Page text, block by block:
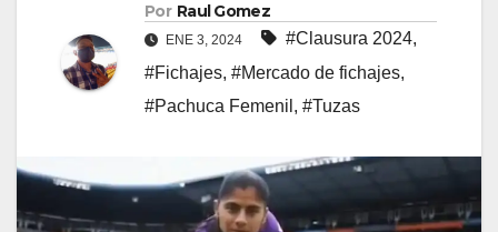
Por Raul Gomez
ENE 3, 2024 #Clausura 2024,
#Fichajes, #Mercado de fichajes,
#Pachuca Femenil , #Tuzas